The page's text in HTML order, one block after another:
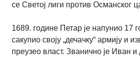
се Светој лиги против Османског
1689. године Петар је напунио 17
сакупио своју „дечачку“ армију и
преузео власт. Званично је Иван